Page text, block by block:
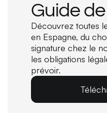
Guide
Découvrez toutes
en Espagne, du
signature chez le
les obligations
prévoir.